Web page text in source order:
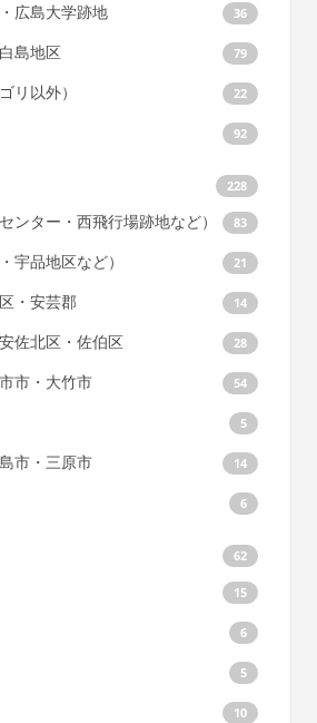
広島大学跡地 36
島地区 79
リ以外） 22
92
228
ンター・西飛行場跡地など） 83
宇品地区など） 21
・安芸郡 14
佐北区・佐伯区 28
市・大竹市 54
5
市・三原市 14
6
62
15
6
5
10